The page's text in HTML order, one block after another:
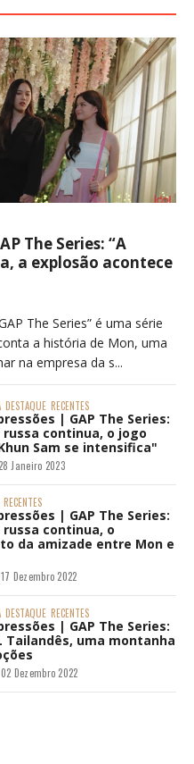
The Series: “A
a explosão acontece
The Series” é uma série
a história de Mon, uma
na empresa da s...
DESTAQUE RECENTES
| GAP The Series:
russa continua, o jogo
Sam se intensifica"
28 Janeiro 2023
RECENTES
| GAP The Series:
russa continua, o
da amizade entre Mon e
17 Dezembro 2022
DESTAQUE RECENTES
| GAP The Series:
Tailandês, uma montanha
02 Dezembro 2022